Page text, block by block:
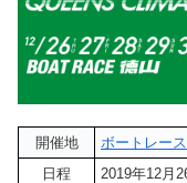
開催地 ボートレー
日程
2019年12月